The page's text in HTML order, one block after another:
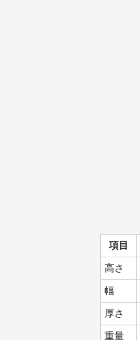
項目
高さ
幅
厚さ
重量